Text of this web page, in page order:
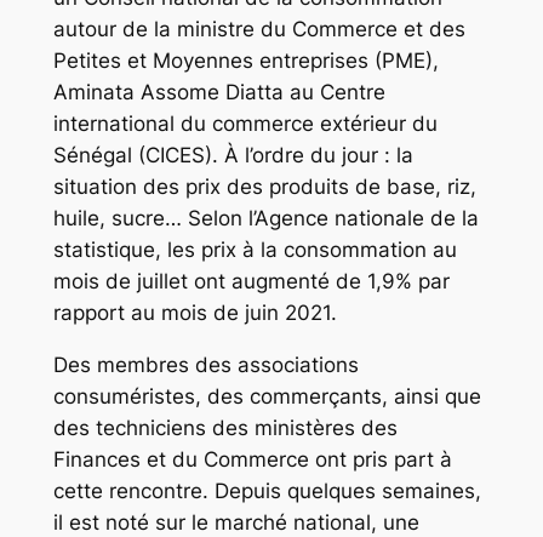
autour de la ministre du Commerce et des
Petites et Moyennes entreprises (PME),
Aminata Assome Diatta au Centre
international du commerce extérieur du
Sénégal (CICES). À l’ordre du jour : la
situation des prix des produits de base, riz,
huile, sucre… Selon l’Agence nationale de la
statistique, les prix à la consommation au
mois de juillet ont augmenté de 1,9% par
rapport au mois de juin 2021.
Des membres des associations
consuméristes, des commerçants, ainsi que
des techniciens des ministères des
Finances et du Commerce ont pris part à
cette rencontre. Depuis quelques semaines,
il est noté sur le marché national, une